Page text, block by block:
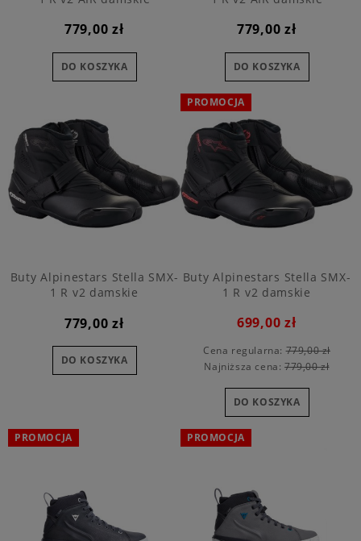
779,00 zł
DO KOSZYKA
779,00 zł
DO KOSZYKA
Buty Alpinestars Stella SMX-
1 R v2 damskie
779,00 zł
DO KOSZYKA
Buty Alpinestars Stella SMX-
1 R v2 damskie
699,00 zł
Cena regularna:779,00 zł
Najniższa cena:779,00 zł
DO KOSZYKA
PROMOCJA
PROMOCJA PROMOCJA